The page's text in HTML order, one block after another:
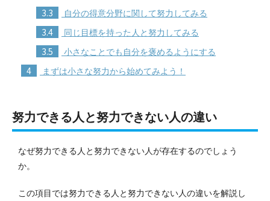
3.3 自分の得意分野に関して努力してみる
3.4 同じ目標を持った人と努力してみる
3.5 小さなことでも自分を褒めるようにする
4 まずは小さな努力から始めてみよう！
努力できる人と努力できない人の違い
なぜ努力できる人と努力できない人が存在するのでしょう
か。
この項目では努力できる人と努力できない人の違いを解説し